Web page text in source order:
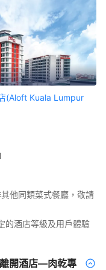
(Aloft Kuala Lumpur
他同類菜式餐廳，敬請
的酒店等級及用戶體驗
開酒店—肉乾專